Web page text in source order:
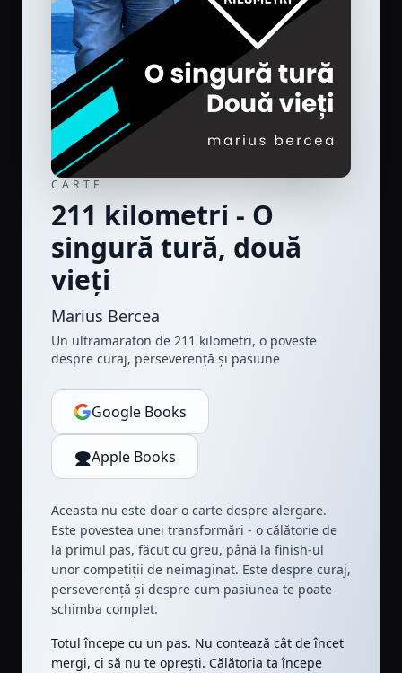
CARTE
211 kilometri - O
singură tură, două
vieți
Marius Bercea
Un ultramaraton de 211 kilometri, o poveste
despre curaj, perseverență și pasiune
Google Books
Apple Books
Aceasta nu este doar o carte despre alergare.
Este povestea unei transformări - o călătorie de
la primul pas, făcut cu greu, până la finish-ul
unor competiții de neimaginat. Este despre curaj,
perseverență și despre cum pasiunea te poate
schimba complet.
Totul începe cu un pas. Nu contează cât de încet
mergi, ci să nu te oprești. Călătoria ta începe